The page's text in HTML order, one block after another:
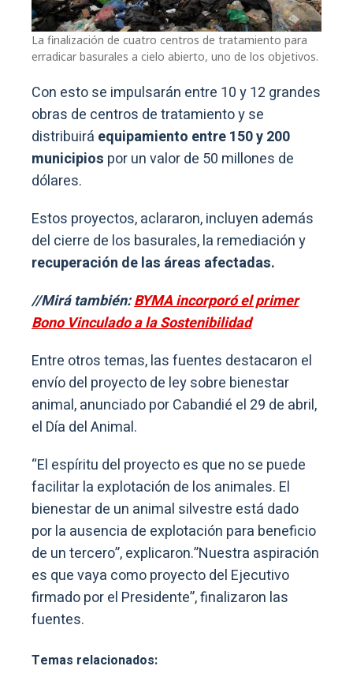
La finalización de cuatro centros de tratamiento para
erradicar basurales a cielo abierto, uno de los objetivos.
Con esto se impulsarán entre 10 y 12 grandes
obras de centros de tratamiento y se
distribuirá equipamiento entre 150 y 200
municipios por un valor de 50 millones de
dólares.
Estos proyectos, aclararon, incluyen además
del cierre de los basurales, la remediación y
recuperación de las áreas afectadas.
//Mirá también:BYMA incorporó el primer
Bono Vinculado a la Sostenibilidad
Entre otros temas, las fuentes destacaron el
envío del proyecto de ley sobre bienestar
animal, anunciado por Cabandié el 29 de abril,
el Día del Animal.
“El espíritu del proyecto es que no se puede
facilitar la explotación de los animales. El
bienestar de un animal silvestre está dado
por la ausencia de explotación para beneficio
de un tercero”, explicaron.”Nuestra aspiración
es que vaya como proyecto del Ejecutivo
firmado por el Presidente”, finalizaron las
fuentes.
Temas relacionados: